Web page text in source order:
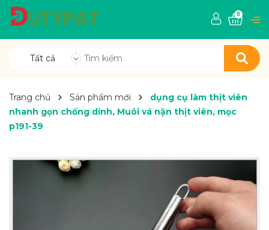
Tất cả
0
Trang chủ Sản phẩm mới
dụng cụ làm thịt viên
nhanh gọn chống dính, Muôi vá nặn thịt viên, mọc
p191-39